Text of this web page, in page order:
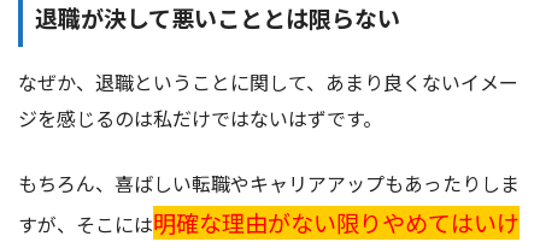
退職が決して悪いこととは限らない
なぜか、退職ということに関して、あまり良くないイメー
ジを感じるのは私だけではないはずです。
もちろん、喜ばしい転職やキャリアアップもあったりしま
すが、そこには明確な理由がない限りやめてはいけ